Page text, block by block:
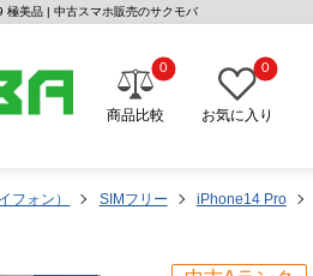
美品 | 中古スマホ販売のサクモバ
商品比較
0
お気に入り
0
フォン） SIMフリー iPhone14 Pro